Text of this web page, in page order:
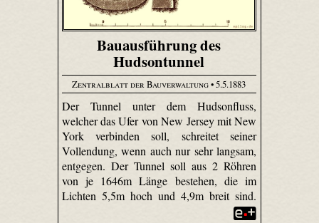
Bauausführung des
Hudsontunnel
Zentralblatt der Bauverwaltung• 5.5.1883
Der Tunnel unter dem Hudsonfluss,
welcher das Ufer von New Jersey mit New
York verbinden soll, schreitet seiner
Vollendung, wenn auch nur sehr langsam,
entgegen. Der Tunnel soll aus 2 Röhren
von je 1646m Länge bestehen, die im
Lichten 5,5m hoch und 4,9m breit sind.